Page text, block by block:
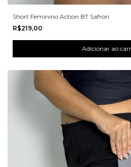
Short Feminino Action BT Safron
R$219,00